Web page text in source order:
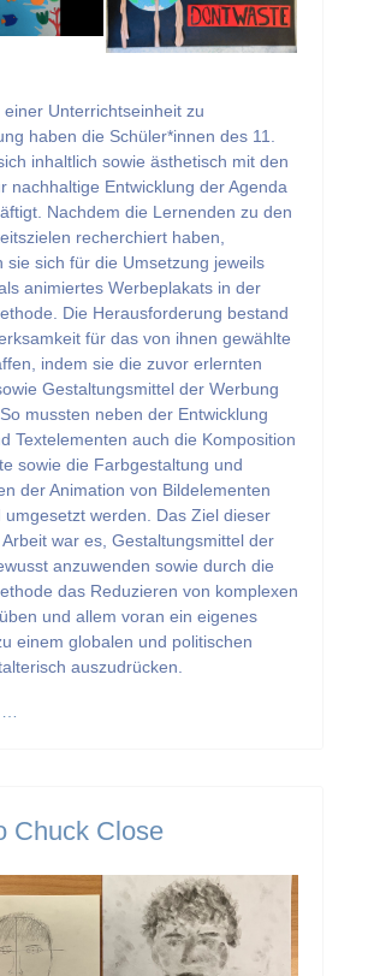
einer Unterrichtseinheit zu
haben die Schüler*innen des 11.
inhaltlich sowie ästhetisch mit den
nachhaltige Entwicklung der Agenda
Nachdem die Lernenden zu den
recherchiert haben,
sie sich für die Umsetzung jeweils
animiertes Werbeplakats in der
Die Herausforderung bestand
für das von ihnen gewählte
indem sie die zuvor erlernten
Gestaltungsmittel der Werbung
mussten neben der Entwicklung
Textelementen auch die Komposition
sowie die Farbgestaltung und
der Animation von Bildelementen
umgesetzt werden. Das Ziel dieser
war es, Gestaltungsmittel der
anzuwenden sowie durch die
das Reduzieren von komplexen
und allem voran ein eigenes
einem globalen und politischen
auszudrücken.
…
Chuck Close